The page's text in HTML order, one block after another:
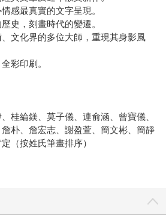
感最真實的文字呈現。
史，刻畫時代的變遷。
文化界的多位大師，重現其身影風
彩印刷。
桂綸鎂、莫子儀、連俞涵、曾寶儀、
朴、詹宏志、謝盈萱、簡文彬、簡靜
（按姓氏筆畫排序）